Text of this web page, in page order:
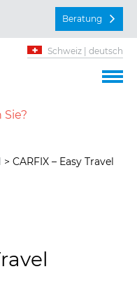
Beratung
Schweiz | deutsch
> CARFIX – Easy Travel